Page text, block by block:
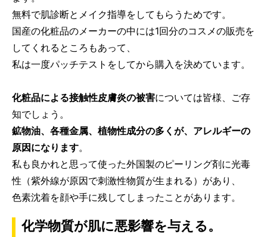
無料で肌診断とメイク指導をしてもらうためです。
国産の化粧品のメーカーの中には1回分のコスメの販売を
してくれるところもあって、
私は一度パッチテストをしてから購入を決めています。
化粧品による接触性皮膚炎の被害については皆様、ご存
知でしょう。
鉱物油、各種金属、植物性成分の多くが、アレルギーの
原因になります。
私も良かれと思って使った外国製のピーリング剤に光毒
性（紫外線が原因で刺激性物質が生まれる）があり、
色素沈着を顔や手に残してしまったことがあります。
化学物質が肌に悪影響を与える。